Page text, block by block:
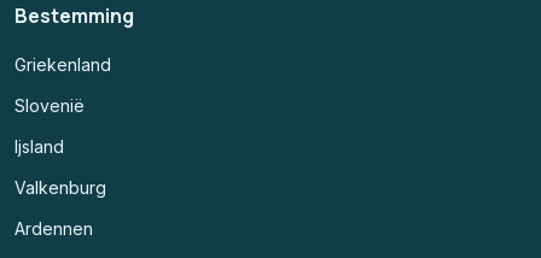
Bestemming
Griekenland
Slovenië
Ijsland
Valkenburg
Ardennen